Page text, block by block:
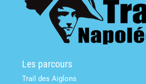
Les parcours
Trail des Aiglons